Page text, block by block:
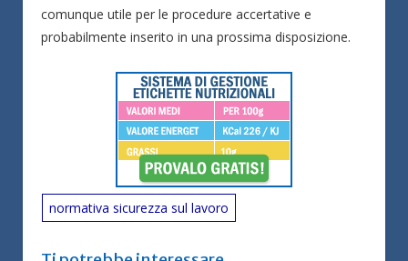
comunque utile per le procedure accertative e
probabilmente inserito in una prossima disposizione.
normativa sicurezza sul lavoro